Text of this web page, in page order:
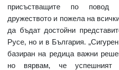
присъстващите по повод
дружеството и пожела на
да бъдат достойни
Русе, но и в България.
базиран на редица важни
но вярвам, че успешният